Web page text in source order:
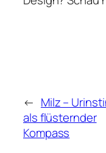
← Milz –
als flüsternder
Kompass